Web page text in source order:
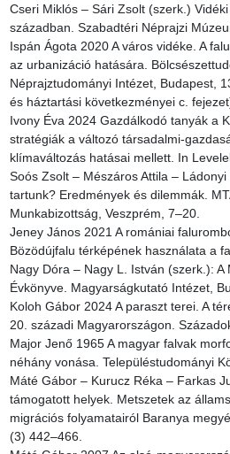
Cseri Miklós – Sári Zsolt (szerk.)
században. Szabadtéri Néprajzi
Ispán Ágota 2020 A város vidéke. A
az urbanizáció hatására.
Néprajztudományi Intézet, Budapest,
és háztartási következményei c.
Ivony Éva 2024 Gazdálkodó tanyák a
stratégiák a változó társadalmi-
klímaváltozás hatásai mellett. In
Soós Zsolt – Mészáros Attila –
tartunk? Eredmények és dilemmák.
Munkabizottság, Veszprém, 7–20.
Jeney János 2021 A romániai
Bözödújfalu térképének használata a
Nagy Dóra – Nagy L. István (szerk.):
Évkönyve. Magyarságkutató Intézet,
Koloh Gábor 2024 A paraszt terei. A
20. századi Magyarországon.
Major Jenő 1965 A magyar falvak
néhány vonása. Településtudományi
Máté Gábor – Kurucz Réka – Farkas
támogatott helyek. Metszetek az
migrációs folyamatairól Baranya
(3) 442–466.